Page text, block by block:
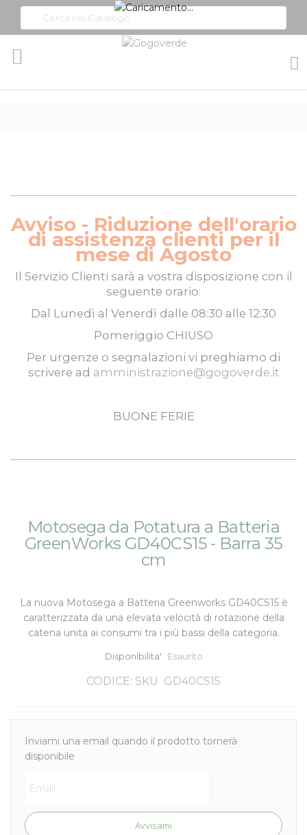
Avviso - Riduzione dell'orario
di assistenza clienti per il
mese di Agosto
Il Servizio Clienti sarà a vostra disposizione con il
seguente orario:
Dal Lunedì al Venerdì dalle 08:30 alle 12:30
Pomeriggio CHIUSO
Per urgenze o segnalazioni vi preghiamo di
scrivere ad amministrazione@gogoverde.it
BUONE FERIE
fine
immagini
all'inizio
della
Motosega da Potatura a Batteria
GreenWorks GD40CS15 - Barra 35
cm
La nuova Motosega a Batteria Greenworks GD40CS15 è
caratterizzata da una elevata velocità di rotazione della
catena unita ai consumi tra i più bassi della categoria.
Disponibilita' Esaurito
CODICE: SKU GD40CS15
Inviami una email quando il prodotto tornerà
disponibile
Avvisami